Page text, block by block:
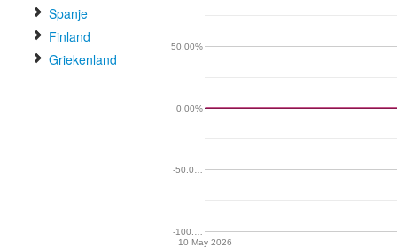
Spanje
Finland
Griekenland
10 May 2026
-100.…
-50.0…
0.00%
50.00%